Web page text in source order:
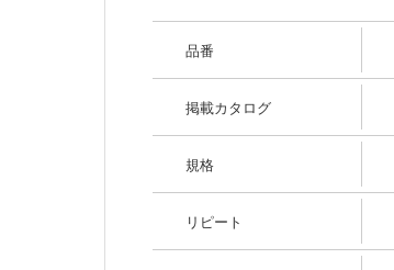
品番
掲載カタログ
規格
リピート